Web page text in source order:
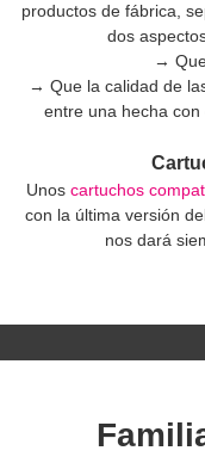
productos de fábrica,
dos
→
→ Que la calidad de
entre una hecha
Unos cartuchos
con la última versión
nos dará